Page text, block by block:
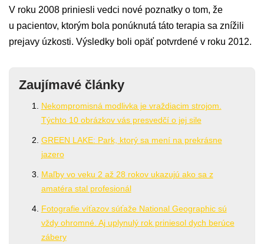
V roku 2008 priniesli vedci nové poznatky o tom, že
u pacientov, ktorým bola ponúknutá táto terapia sa znížili
prejavy úzkosti. Výsledky boli opäť potvrdené v roku 2012.
Zaujímavé články
Nekompromisná modlivka je vraždiacim strojom.
Týchto 10 obrázkov vás presvedčí o jej sile
GREEN LAKE: Park, ktorý sa mení na prekrásne
jazero
Maľby vo veku 2 až 28 rokov ukazujú ako sa z
amatéra stal profesionál
Fotografie víťazov súťaže National Geographic sú
vždy ohromné. Aj uplynulý rok priniesol dych berúce
zábery